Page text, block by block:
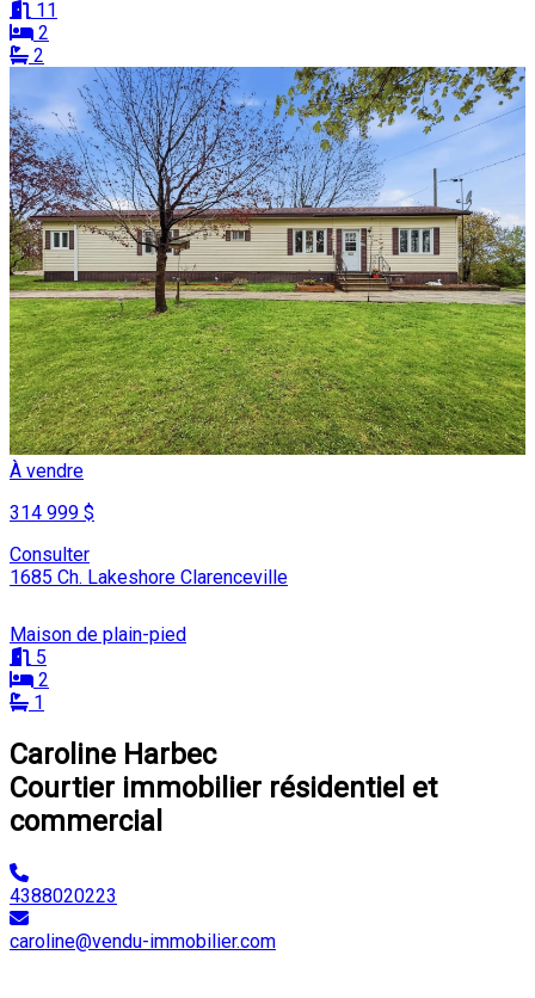
11
2
2
À vendre
314 999 $
Consulter
1685 Ch. Lakeshore Clarenceville
Maison de plain-pied
5
2
1
Caroline Harbec
Courtier immobilier résidentiel et
commercial
4388020223
caroline@vendu-immobilier.com